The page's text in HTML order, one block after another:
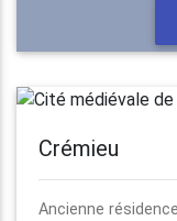
Crémieu
Ancienne